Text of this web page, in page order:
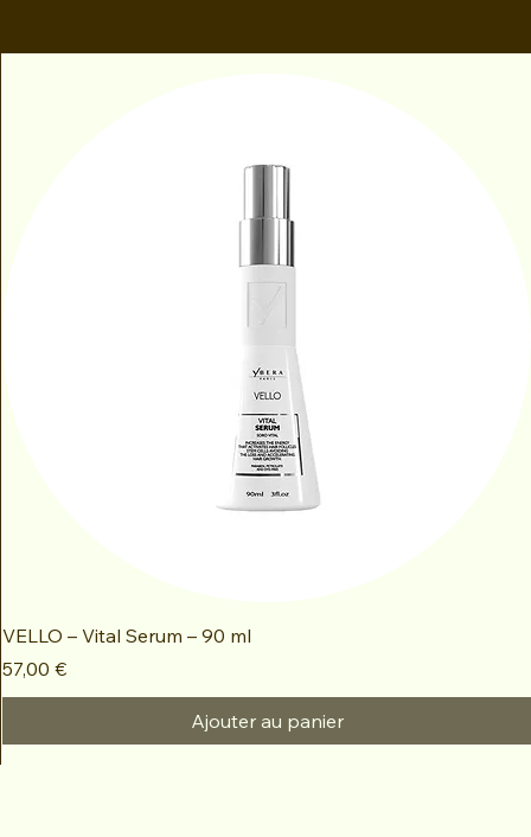
VELLO – Vital Serum – 90 ml
Prix
57,00 €
Ajouter au panier